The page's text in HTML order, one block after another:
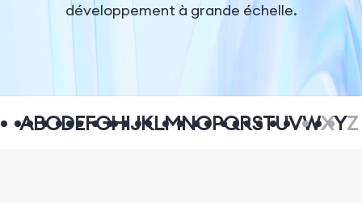
développement à grande échelle.
ABCDEFGHIJKLMNOPQRSTUVWXYZ